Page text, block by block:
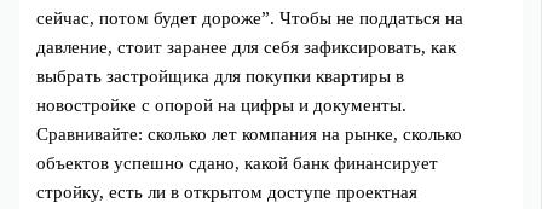
сейчас, потом будет дороже”. Чтобы не поддаться на
давление, стоит заранее для себя зафиксировать, как
выбрать застройщика для покупки квартиры в
новостройке с опорой на цифры и документы.
Сравнивайте: сколько лет компания на рынке, сколько
объектов успешно сдано, какой банк финансирует
стройку, есть ли в открытом доступе проектная